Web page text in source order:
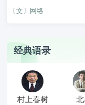
〔文〕网络
经典语录
村上春树